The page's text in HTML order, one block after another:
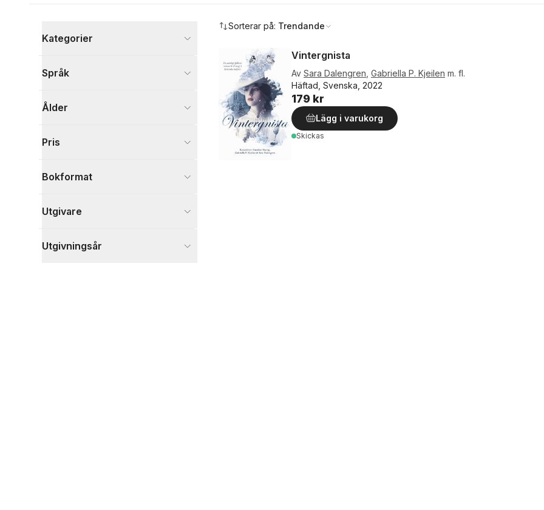
Kategorier
Visa fler
Språk
Ålder
Pris
Bokformat
Utgivare
Utgivningsår
Sorterar på: Trendande
Vintergnista
Av Sara Dalengren Gabriella P. Kjeilen m. fl.
Häftad, Svenska, 2022
179 kr
Lägg i varukorg
Skickas